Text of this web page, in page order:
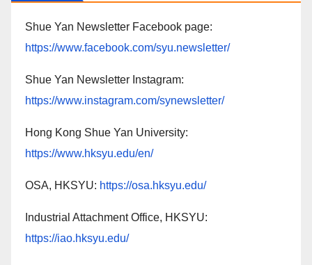
Shue Yan Newsletter Facebook page:
https://www.facebook.com/syu.newsletter/
Shue Yan Newsletter Instagram:
https://www.instagram.com/synewsletter/
Hong Kong Shue Yan University:
https://www.hksyu.edu/en/
OSA, HKSYU: https://osa.hksyu.edu/
Industrial Attachment Office, HKSYU:
https://iao.hksyu.edu/